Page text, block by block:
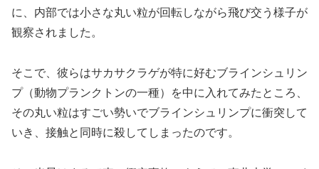
に、内部では小さな丸い粒が回転しながら飛び交う様子が
観察されました。
そこで、彼らはサカサクラゲが特に好むブラインシュリン
プ（動物プランクトンの一種）を中に入れてみたところ、
その丸い粒はすごい勢いでブラインシュリンプに衝突して
いき、接触と同時に殺してしまったのです。